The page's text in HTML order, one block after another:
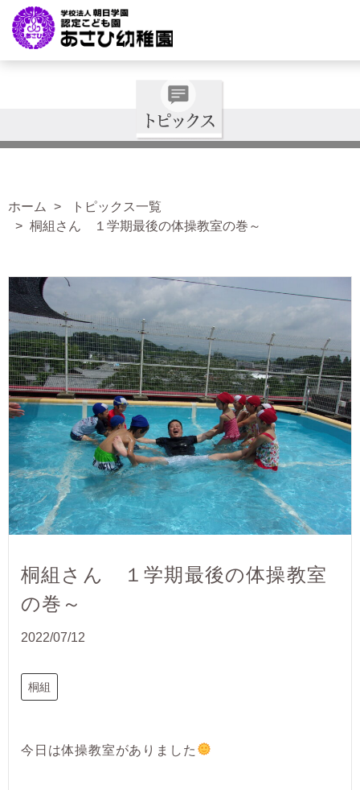
ホーム
トピックス一覧
桐組さん １学期最後の体操教室の巻～
桐組さん １学期最後の体操教室
の巻～
2022/07/12
桐組
今日は体操教室がありました